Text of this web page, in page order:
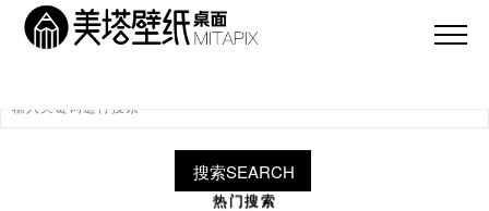
搜索SEARCH
热门搜索